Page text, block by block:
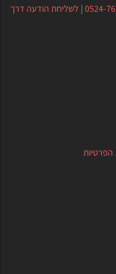
0524-
| לשליחת הודעה דרך
הפרטיות